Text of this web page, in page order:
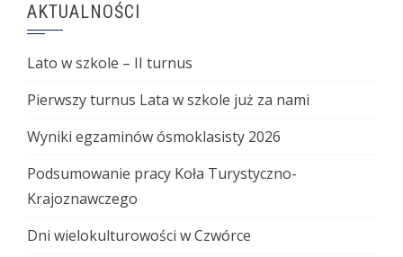
AKTUALNOŚCI
Lato w szkole – II turnus
Pierwszy turnus Lata w szkole już za nami
Wyniki egzaminów ósmoklasisty 2026
Podsumowanie pracy Koła Turystyczno-
Krajoznawczego
Dni wielokulturowości w Czwórce